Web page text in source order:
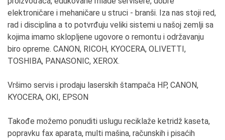
elektroničare i mehaničare u struci - branši. Iza nas stoji red,
rad i disciplina a to potvrđuju veliki sistemi u našoj zemlji sa
kojima imamo sklopljene ugovore o remontu i održavanju
biro opreme. CANON, RICOH, KYOCERA, OLIVETTI,
TOSHIBA, PANASONIC, XEROX.
Vršimo servis i prodaju laserskih štampača HP, CANON,
KYOCERA, OKI, EPSON
Takođe možemo ponuditi uslugu reciklaže ketridž kaseta,
popravku fax aparata, multi mašina, računskih i pisaćih